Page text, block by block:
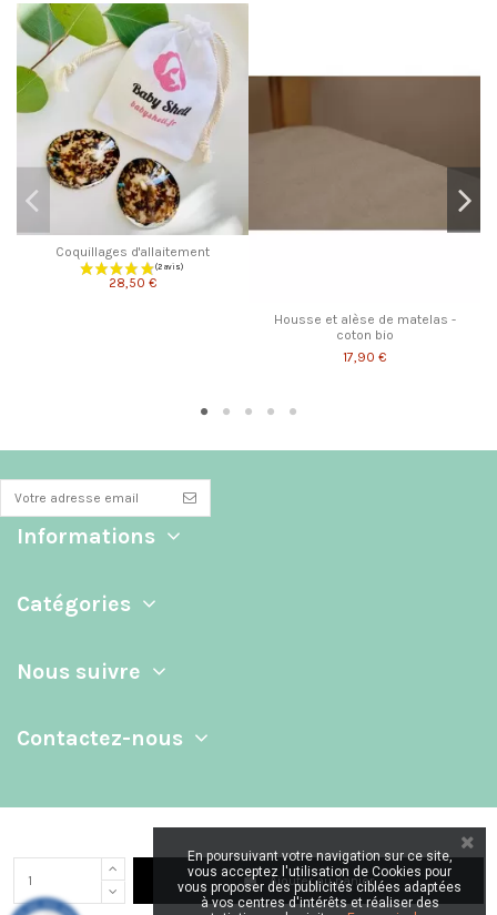
Ajouter au panier
Coquillages d'allaitement
28,50 €
Housse et alèse de matelas -
coton bio
17,90 €
Informations
Catégories
Nous suivre
Contactez-nous
En poursuivant votre navigation sur ce site,
vous acceptez l'utilisation de Cookies pour
vous proposer des publicités ciblées adaptées
à vos centres d'intérêts et réaliser des